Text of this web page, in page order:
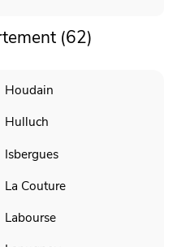
(62)
Houdain
Hulluch
Isbergues
La Couture
Labourse